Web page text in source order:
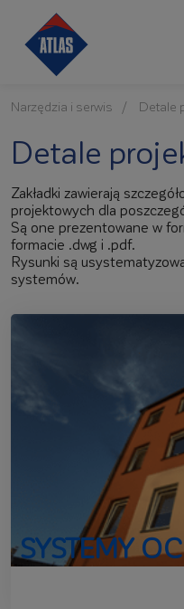
Narzędzia i serwis Detale
Detale
Zakładki zawierają
projektowych dla
Są one prezentowane w
formacie .dwg i .pdf.
Rysunki są
systemów.
SYSTEMY